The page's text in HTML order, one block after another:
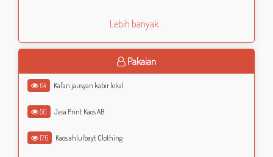
Lebih banyak...
Pakaian
64 Kafan jausyan kabir lokal
50 Jasa Print Kaos AB
176 Kaos ahlulbayt Clothing